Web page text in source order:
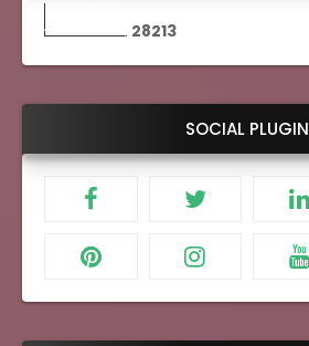
28213
SOCIAL PLUGIN